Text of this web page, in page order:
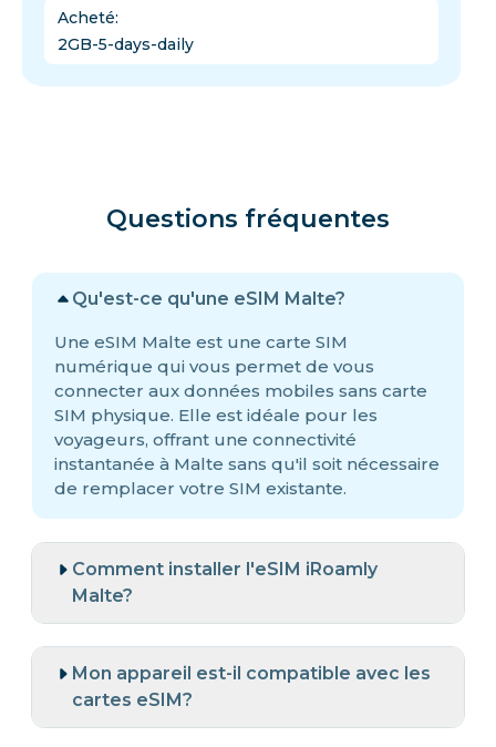
Acheté:
2GB-5-days-daily
Questions fréquentes
Qu'est-ce qu'une eSIM Malte?
Une eSIM Malte est une carte SIM
numérique qui vous permet de vous
connecter aux données mobiles sans carte
SIM physique. Elle est idéale pour les
voyageurs, offrant une connectivité
instantanée à Malte sans qu'il soit nécessaire
de remplacer votre SIM existante.
Comment installer l'eSIM iRoamly
Malte?
Mon appareil est-il compatible avec les
cartes eSIM?